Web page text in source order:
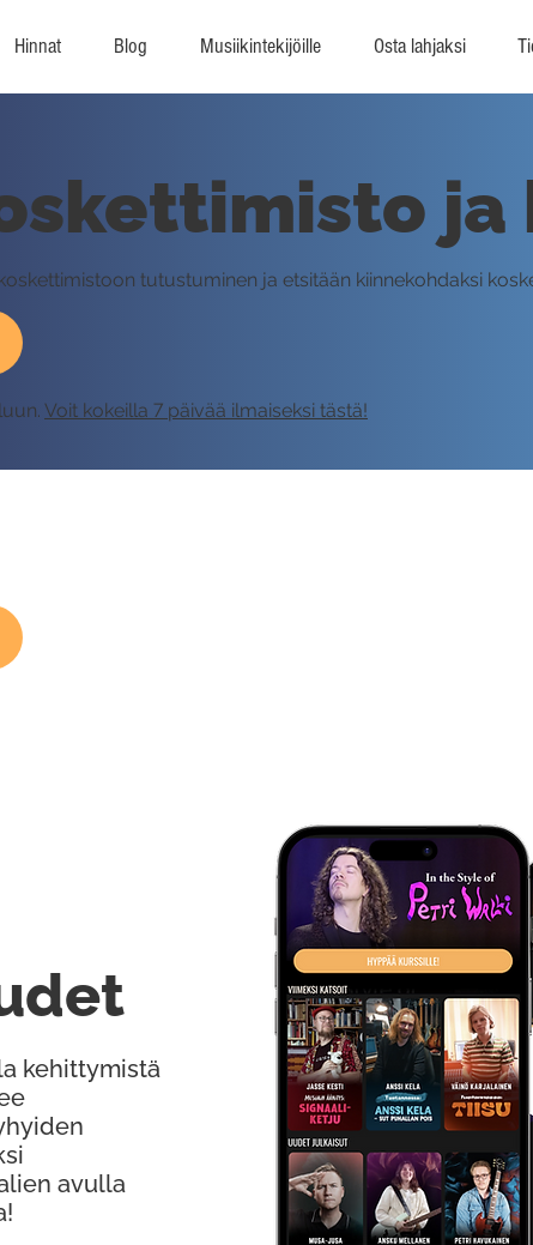
Hinnat Blog Musiikintekijöille Osta lahjaksi
ja
tutustuminen ja etsitään kiinnekohdaksi
Voit kokeilla 7 päivää ilmaiseksi tästä!
kehittymistä
avulla